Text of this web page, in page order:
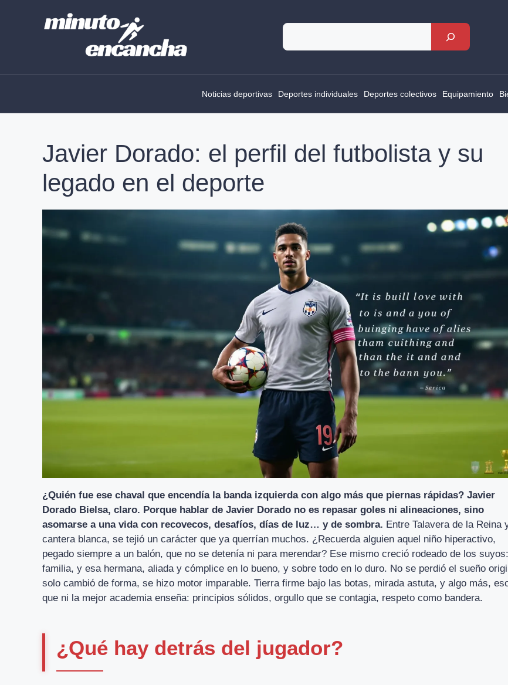
Rechercher
Noticias deportivas Deportes individuales Deportes colectivos Equipamiento
Javier Dorado: el perfil del futbolista y su
legado en el deporte
¿Quién fue ese chaval que encendía la banda izquierda con algo más que piernas rápidas? Javier
Dorado Bielsa, claro. Porque hablar de Javier Dorado no es repasar goles ni alineaciones, sino
asomarse a una vida con recovecos, desafíos, días de luz… y de sombra. Entre Talavera de la Reina
cantera blanca, se tejió un carácter que ya querrían muchos. ¿Recuerda alguien aquel niño hiperactivo,
pegado siempre a un balón, que no se detenía ni para merendar? Ese mismo creció rodeado de los
familia, y esa hermana, aliada y cómplice en lo bueno, y sobre todo en lo duro. No se perdió el sueño
solo cambió de forma, se hizo motor imparable. Tierra firme bajo las botas, mirada astuta, y algo más,
que ni la mejor academia enseña: principios sólidos, orgullo que se contagia, respeto como bandera.
¿Qué hay detrás del jugador?